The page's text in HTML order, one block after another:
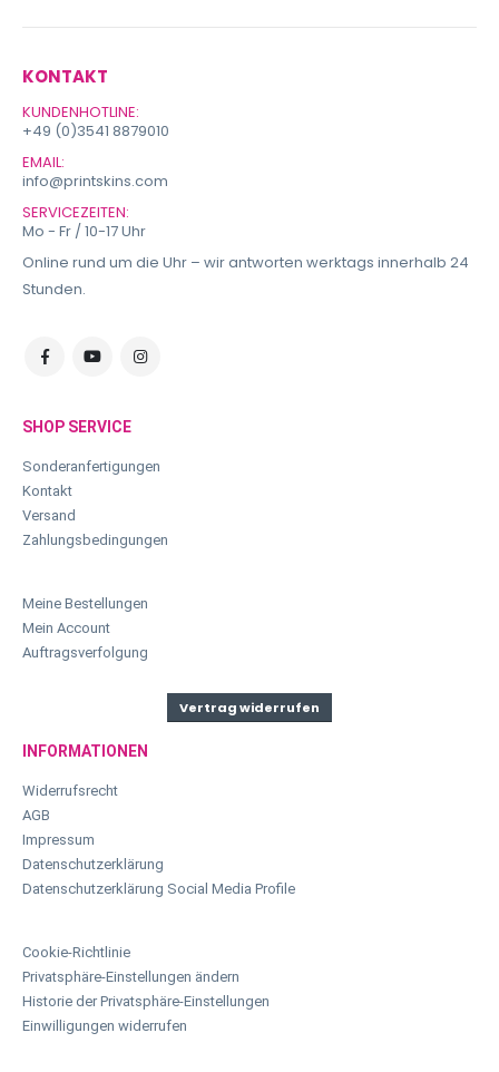
KONTAKT
KUNDENHOTLINE:
+49 (0)3541 8879010
EMAIL:
info@printskins.com
SERVICEZEITEN:
Mo - Fr / 10-17 Uhr
Online rund um die Uhr – wir antworten werktags innerhalb 24
Stunden.
SHOP SERVICE
Sonderanfertigungen
Kontakt
Versand
Zahlungsbedingungen
Meine Bestellungen
Mein Account
Auftragsverfolgung
Vertrag widerrufen
INFORMATIONEN
Widerrufsrecht
AGB
Impressum
Datenschutzerklärung
Datenschutzerklärung Social Media Profile
Cookie-Richtlinie
Privatsphäre-Einstellungen ändern
Historie der Privatsphäre-Einstellungen
Einwilligungen widerrufen